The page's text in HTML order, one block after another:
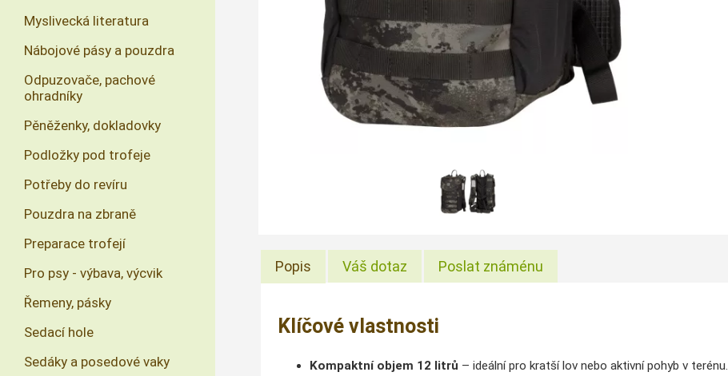
Popis Váš dotaz Poslat známénu
Klíčové vlastnosti
Kompaktní objem 12 litrů – ideální pro kratší lov nebo aktivní pohyb v terénu.
Myslivecká literatura
Nábojové pásy a pouzdra
Odpuzovače, pachové
ohradníky
Pěněženky, dokladovky
Podložky pod trofeje
Potřeby do revíru
Pouzdra na zbraně
Preparace trofejí
Pro psy - výbava, výcvik
Řemeny, pásky
Sedací hole
Sedáky a posedové vaky